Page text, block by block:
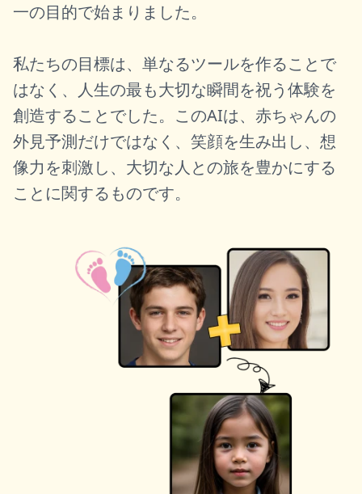
一の目的で始まりました。
私たちの目標は、単なるツールを作ることで
はなく、人生の最も大切な瞬間を祝う体験を
創造することでした。このAIは、赤ちゃんの
外見予測だけではなく、笑顔を生み出し、想
像力を刺激し、大切な人との旅を豊かにする
ことに関するものです。